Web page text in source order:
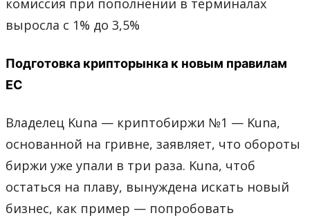
комиссия при пополнении в терминалах
выросла с 1% до 3,5%
Подготовка крипторынка к новым правилам
ЕС
Владелец Kuna — криптобиржи №1 — Kuna,
основанной на гривне, заявляет, что обороты
биржи уже упали в три раза. Kuna, чтоб
остаться на плаву, вынуждена искать новый
бизнес, как пример — попробовать